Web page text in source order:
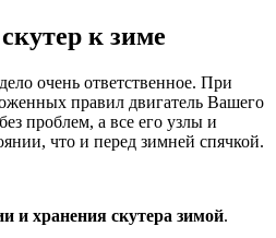
к зиме
очень ответственное. При
правил двигатель Вашего
проблем, а все его узлы и
что и перед зимней спячкой.
и хранения скутера зимой.